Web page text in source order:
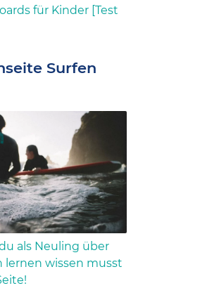
für Kinder [Test
Surfen
als Neuling über
lernen wissen musst